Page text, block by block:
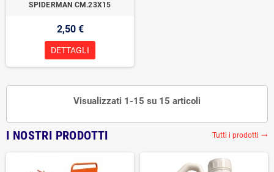
SPIDERMAN CM.23X15
2,50 €
DETTAGLI
Visualizzati 1-15 su 15 articoli
I NOSTRI PRODOTTI Tutti i prodotti trending_flat